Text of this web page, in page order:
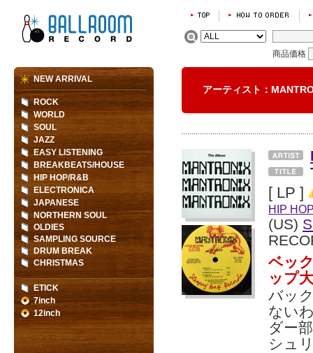
商品価格
アーティスト：
[ LP ]
HIP
(US)
ベッ
ップ
バッ
ない
ダー
シュ
NEW ARRIVAL
ROCK
WORLD
SOUL
JAZZ
EASY LISTENING
BREAKBEATS/HOUSE
HIP HOP/R&B
ELECTRONICA
JAPANESE
NORTHERN SOUL
OLDIES
SAMPLING SOURCE
DRUM BREAK
CHRISTMAS
ETICK
7inch
12inch